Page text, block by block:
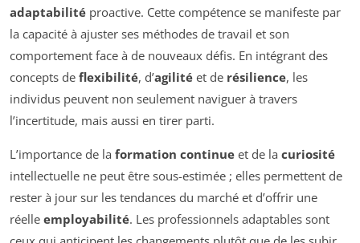
adaptabilité proactive. Cette compétence se manifeste par
la capacité à ajuster ses méthodes de travail et son
comportement face à de nouveaux défis. En intégrant des
concepts de flexibilité, d’agilité et de résilience, les
individus peuvent non seulement naviguer à travers
l’incertitude, mais aussi en tirer parti.
L’importance de la formation continue et de la curiosité
intellectuelle ne peut être sous-estimée ; elles permettent de
rester à jour sur les tendances du marché et d’offrir une
réelle employabilité. Les professionnels adaptables sont